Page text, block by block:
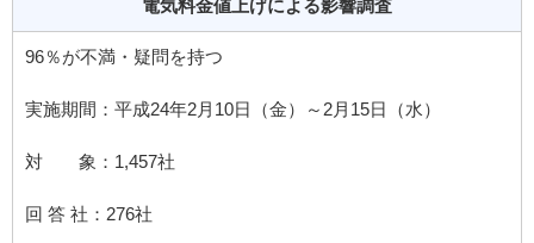
電気料金値上げによる影響調査
96％が不満・疑問を持つ
実施期間：平成24年2月10日（金）～2月15日（水）
対 象：1,457社
回 答 社：276社